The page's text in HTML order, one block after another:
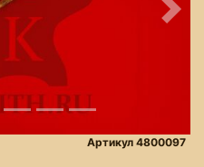
Артикул 4800097